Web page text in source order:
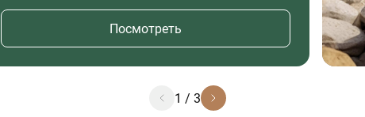
Посмотреть
1 / 3